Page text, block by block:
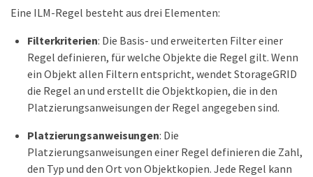
Eine ILM-Regel besteht aus drei Elementen:
Filterkriterien: Die Basis- und erweiterten Filter einer
Regel definieren, für welche Objekte die Regel gilt. Wenn
ein Objekt allen Filtern entspricht, wendet StorageGRID
die Regel an und erstellt die Objektkopien, die in den
Platzierungsanweisungen der Regel angegeben sind.
Platzierungsanweisungen: Die
Platzierungsanweisungen einer Regel definieren die Zahl,
den Typ und den Ort von Objektkopien. Jede Regel kann